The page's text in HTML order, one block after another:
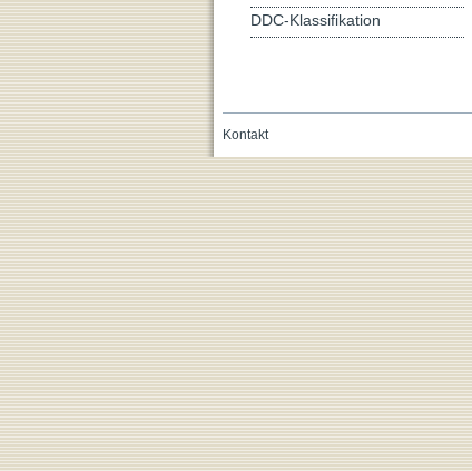
DDC-Klassifikation
Kontakt